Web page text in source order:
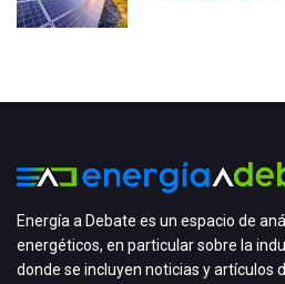
Energía a Debate es un espacio de
energéticos, en particular sobre la
donde se incluyen noticias y artículos